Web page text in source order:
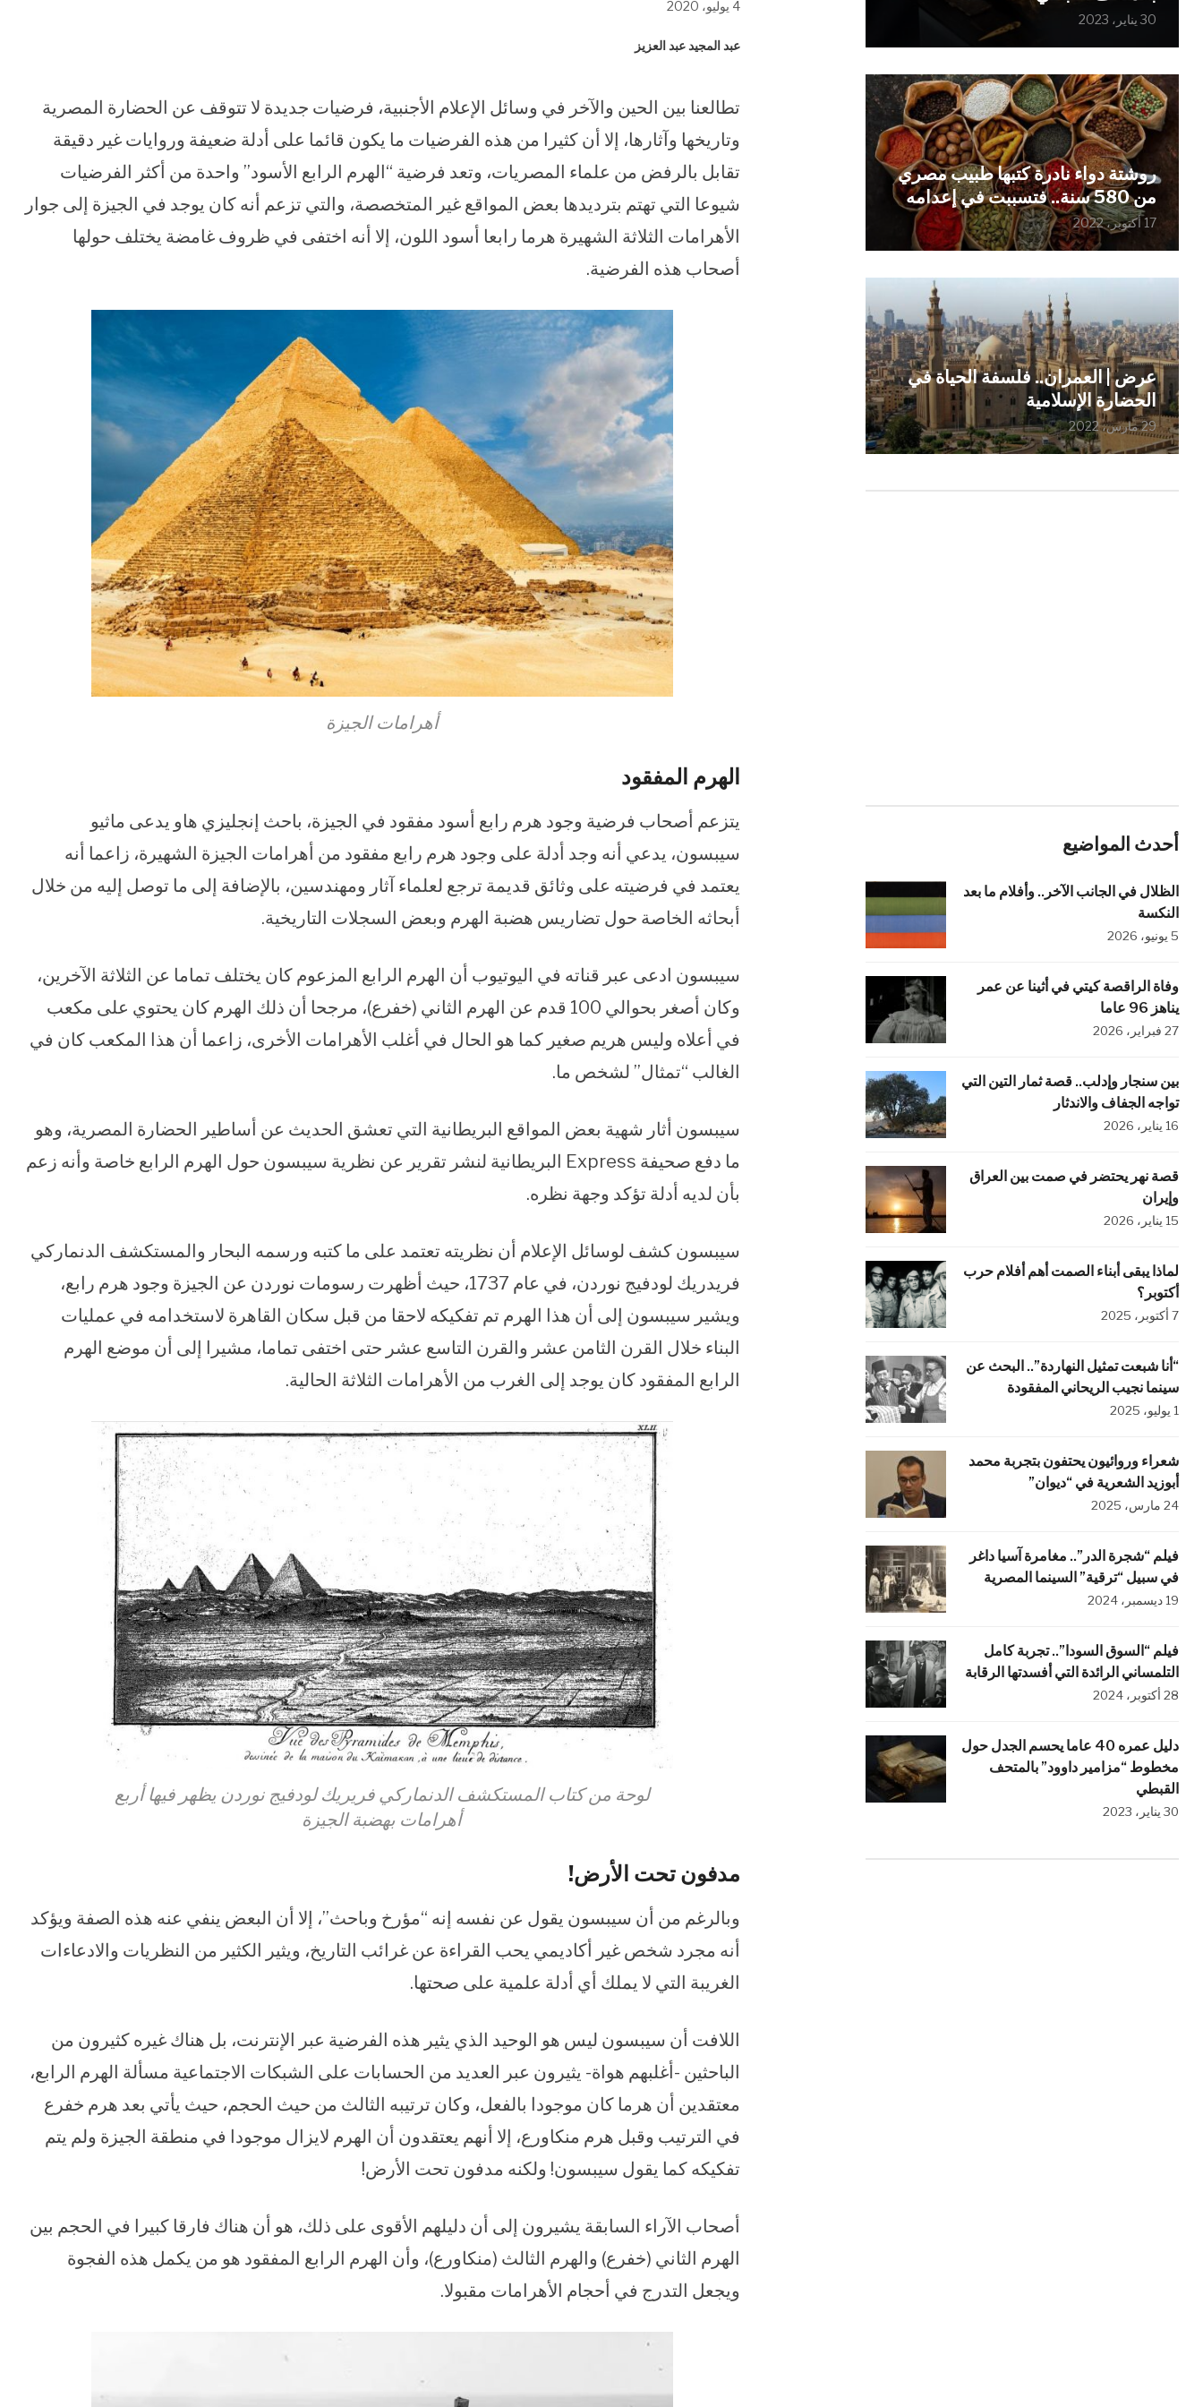
في
نافذة
في 4 يوليو، 2020
عبد المجيد عبد العزيز
تطالعنا بين الحين والآخر في وسائل الإعلام الأجنبية، فرضيات جديدة لا تتوقف عن الحضارة المصرية
وتاريخها وآثارها، إلا أن كثيرا من هذه الفرضيات ما يكون قائما على أدلة ضعيفة وروايات غير دقيقة
تقابل بالرفض من علماء المصريات، وتعد فرضية “الهرم الرابع الأسود” واحدة من أكثر الفرضيات
شيوعا التي تهتم بترديدها بعض المواقع غير المتخصصة، والتي تزعم أنه كان يوجد في الجيزة إلى جوار
الأهرامات الثلاثة الشهيرة هرما رابعا أسود اللون، إلا أنه اختفى في ظروف غامضة يختلف حولها
أصحاب هذه الفرضية.
أهرامات الجيزة
الهرم المفقود
يتزعم أصحاب فرضية وجود هرم رابع أسود مفقود في الجيزة، باحث إنجليزي هاو يدعى ماثيو
سيبسون، يدعي أنه وجد أدلة على وجود هرم رابع مفقود من أهرامات الجيزة الشهيرة، زاعما أنه
يعتمد في فرضيته على وثائق قديمة ترجع لعلماء آثار ومهندسين، بالإضافة إلى ما توصل إليه من خلال
أبحاثه الخاصة حول تضاريس هضبة الهرم وبعض السجلات التاريخية.
سيبسون ادعى عبر قناته في اليوتيوب أن الهرم الرابع المزعوم كان يختلف تماما عن الثلاثة الآخرين،
وكان أصغر بحوالي 100 قدم عن الهرم الثاني (خفرع)، مرجحا أن ذلك الهرم كان يحتوي على مكعب
في أعلاه وليس هريم صغير كما هو الحال في أغلب الأهرامات الأخرى، زاعما أن هذا المكعب كان في
الغالب “تمثال” لشخص ما.
سيبسون أثار شهية بعض المواقع البريطانية التي تعشق الحديث عن أساطير الحضارة المصرية، وهو
ما دفع صحيفة Express البريطانية لنشر تقرير عن نظرية سيبسون حول الهرم الرابع خاصة وأنه زعم
بأن لديه أدلة تؤكد وجهة نظره.
سيبسون كشف لوسائل الإعلام أن نظريته تعتمد على ما كتبه ورسمه البحار والمستكشف الدنماركي
فريدريك لودفيج نوردن، في عام 1737، حيث أظهرت رسومات نوردن عن الجيزة وجود هرم رابع،
ويشير سيبسون إلى أن هذا الهرم تم تفكيكه لاحقا من قبل سكان القاهرة لاستخدامه في عمليات
البناء خلال القرن الثامن عشر والقرن التاسع عشر حتى اختفى تماما، مشيرا إلى أن موضع الهرم
الرابع المفقود كان يوجد إلى الغرب من الأهرامات الثلاثة الحالية.
لوحة من كتاب المستكشف الدنماركي فريريك لودفيج نوردن يظهر فيها أربع
أهرامات بهضبة الجيزة
مدفون تحت الأرض!
وبالرغم من أن سيبسون يقول عن نفسه إنه “مؤرخ وباحث”، إلا أن البعض ينفي عنه هذه الصفة ويؤكد
أنه مجرد شخص غير أكاديمي يحب القراءة عن غرائب التاريخ، ويثير الكثير من النظريات والادعاءات
الغريبة التي لا يملك أي أدلة علمية على صحتها.
اللافت أن سيبسون ليس هو الوحيد الذي يثير هذه الفرضية عبر الإنترنت، بل هناك غيره كثيرون من
الباحثين -أغلبهم هواة- يثيرون عبر العديد من الحسابات على الشبكات الاجتماعية مسألة الهرم الرابع،
معتقدين أن هرما كان موجودا بالفعل، وكان ترتيبه الثالث من حيث الحجم، حيث يأتي بعد هرم خفرع
في الترتيب وقبل هرم منكاورع، إلا أنهم يعتقدون أن الهرم لايزال موجودا في منطقة الجيزة ولم يتم
تفكيكه كما يقول سيبسون! ولكنه مدفون تحت الأرض!
أصحاب الآراء السابقة يشيرون إلى أن دليلهم الأقوى على ذلك، هو أن هناك فارقا كبيرا في الحجم بين
الهرم الثاني (خفرع) والهرم الثالث (منكاورع)، وأن الهرم الرابع المفقود هو من يكمل هذه الفجوة
ويجعل التدرج في أحجام الأهرامات مقبولا.
30 يناير، 2023
روشتة دواء نادرة كتبها طبيب مصري
من 580 سنة.. فتسببت في إعدامه
17 أكتوبر، 2022
عرض | العمران.. فلسفة الحياة في
الحضارة الإسلامية
29 مارس، 2022
أحدث المواضيع
الظلال في الجانب الآخر.. وأفلام ما بعد
النكسة
5 يونيو، 2026
وفاة الراقصة كيتي في أثينا عن عمر
يناهز 96 عاما
27 فبراير، 2026
بين سنجار وإدلب.. قصة ثمار التين التي
تواجه الجفاف والاندثار
16 يناير، 2026
قصة نهر يحتضر في صمت بين العراق
وإيران
15 يناير، 2026
لماذا يبقى أبناء الصمت أهم أفلام حرب
أكتوبر؟
7 أكتوبر، 2025
“أنا شبعت تمثيل النهاردة”.. البحث عن
سينما نجيب الريحاني المفقودة
1 يوليو، 2025
شعراء وروائيون يحتفون بتجربة محمد
أبوزيد الشعرية في “ديوان”
24 مارس، 2025
فيلم “شجرة الدر”.. مغامرة آسيا داغر
في سبيل “ترقية” السينما المصرية
19 ديسمبر، 2024
فيلم “السوق السودا”.. تجربة كامل
التلمساني الرائدة التي أفسدتها الرقابة
28 أكتوبر، 2024
دليل عمره 40 عاما يحسم الجدل حول
مخطوط “مزامير داوود” بالمتحف
القبطي
30 يناير، 2023